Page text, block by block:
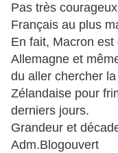
Pas très
Français au plus
En fait, Macron
Allemagne et
du aller chercher
Zélandaise pour
derniers jours.
Grandeur et
Adm.Blogouvert